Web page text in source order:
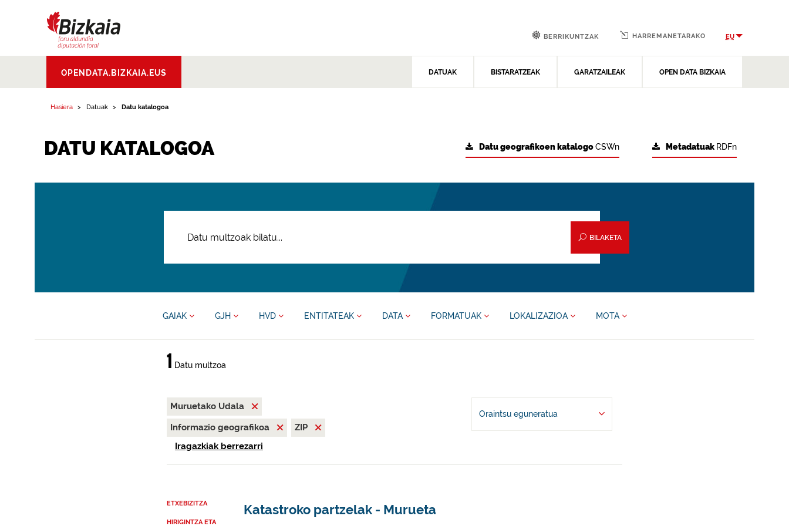
Aldundia.Diputacion
Foral de Bizkaia
OPENDATA.BIZKAIA.EUS DATUAK BISTARATZEAK GARATZAILEAK OPEN DATA BIZKAIA
BERRIKUNTZAK HARREMANETARAKO EU
Hasiera Datuak Datu katalogoa
DATU KATALOGOA Metadatuak RDFn
Datu geografikoen katalogoCSWn
BILAKETA
GAIAK GJH HVD ENTITATEAK DATA FORMATUAK LOKALIZAZIOA MOTA
1 Datu multzoa
Muruetako Udala
Informazio geografikoa
ZIP
Iragazkiak berrezarri
Oraintsu eguneratua
ETXEBIZITZA
HIRIGINTZA ETA
Katastroko partzelak - Murueta